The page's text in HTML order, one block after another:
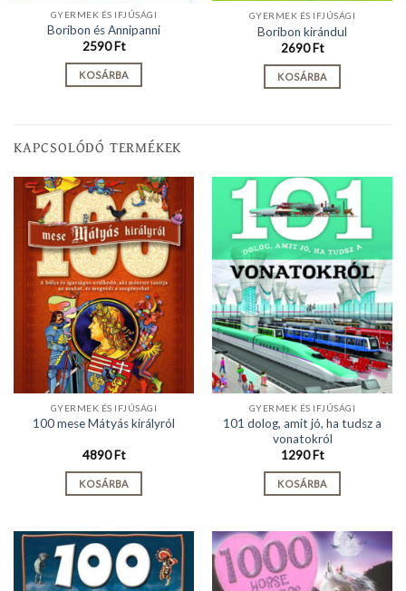
GYERMEK ÉS IFJÚSÁGI
Boribon és Annipanni
2590Ft
KOSÁRBA
GYERMEK ÉS IFJÚSÁGI
Boribon kirándul
2690Ft
KOSÁRBA
KAPCSOLÓDÓ TERMÉKEK
GYERMEK ÉS IFJÚSÁGI
100 mese Mátyás királyról
4890Ft
KOSÁRBA
GYERMEK ÉS IFJÚSÁGI
101 dolog, amit jó, ha tudsz a
vonatokról
1290Ft
KOSÁRBA